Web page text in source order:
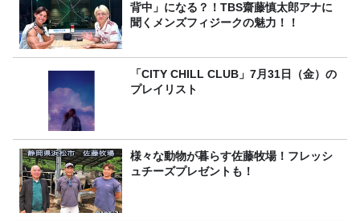
背中」になる？！TBS齋藤慎太郎アナに
聞くメンズフィジークの魅力！！
「CITY CHILL CLUB」7月31日（金）の
プレイリスト
様々な動物が暮らす佐藤牧場！フレッシ
ュチーズプレゼントも！